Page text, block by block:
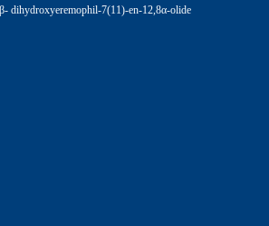
dihydroxyeremophil-7(11)-en-12,8α-olide